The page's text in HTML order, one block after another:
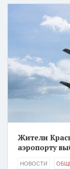
Жители
аэропорту
НОВОСТИ